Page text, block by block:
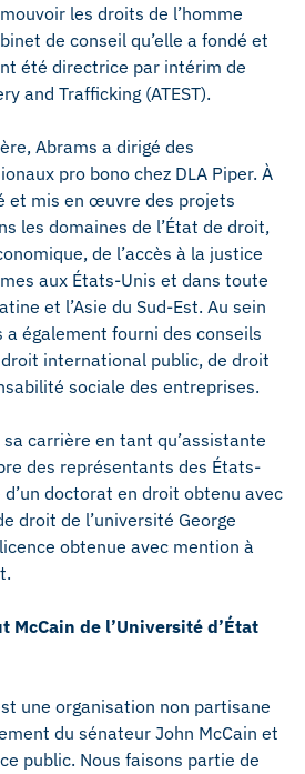
les droits de l’homme
de conseil qu’elle a fondé et
été directrice par intérim de
and Trafficking (ATEST).
Abrams a dirigé des
pro bono chez DLA Piper. À
et mis en œuvre des projets
les domaines de l’État de droit,
de l’accès à la justice
aux États-Unis et dans toute
et l’Asie du Sud-Est. Au sein
a également fourni des conseils
international public, de droit
sociale des entreprises.
carrière en tant qu’assistante
des représentants des États-
doctorat en droit obtenu avec
droit de l’université George
obtenue avec mention à
McCain de l’Université d’État
une organisation non partisane
du sénateur John McCain et
public. Nous faisons partie de